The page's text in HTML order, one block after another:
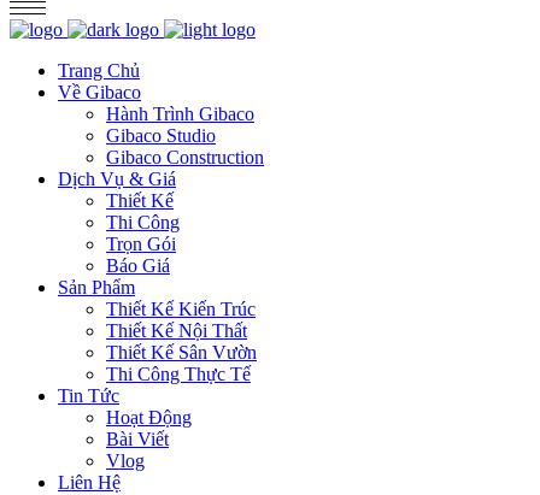
Trang Chủ
Về Gibaco
Hành Trình Gibaco
Gibaco Studio
Gibaco Construction
Dịch Vụ & Giá
Thiết Kế
Thi Công
Trọn Gói
Báo Giá
Sản Phẩm
Thiết Kế Kiến Trúc
Thiết Kế Nội Thất
Thiết Kế Sân Vườn
Thi Công Thực Tế
Tin Tức
Hoạt Động
Bài Viết
Vlog
Liên Hệ